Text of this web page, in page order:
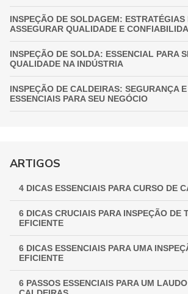
INSPEÇÃO DE SOLDAGEM: ESTRATÉGIAS
ASSEGURAR QUALIDADE E
INSPEÇÃO DE SOLDA: ESSENCIAL PARA
QUALIDADE NA INDÚSTRIA
INSPEÇÃO DE CALDEIRAS: SEGURANÇA
ESSENCIAIS PARA SEU NEGÓCIO
GUIA COMPLETO DE INSPEÇÃO DE VASOS
GARANTINDO SEGURANÇA E
INSPEÇÃO NR 13: GARANTINDO
CONFORMIDADE EM EQUIPAMENTOS
ARTIGOS
4 DICAS ESSENCIAIS PARA CURSO DE
6 DICAS CRUCIAIS PARA INSPEÇÃO DE
EFICIENTE
6 DICAS ESSENCIAIS PARA UMA
EFICIENTE
6 PASSOS ESSENCIAIS PARA UM